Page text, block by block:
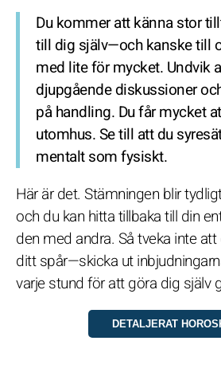
Du kommer att känna stor
till dig själv—och kanske till
med lite för mycket. Undvik
djupgående diskussioner
på handling. Du får mycket
utomhus. Se till att du
mentalt som fysiskt.
Här är det. Stämningen blir
och du kan hitta tillbaka till din
den med andra. Så tveka inte
ditt spår—skicka ut
varje stund för att göra dig själv